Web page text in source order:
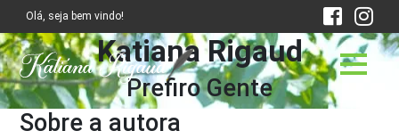
Olá, seja bem vindo!
Katiana Rigaud
Prefiro Gente
Sobre a autora